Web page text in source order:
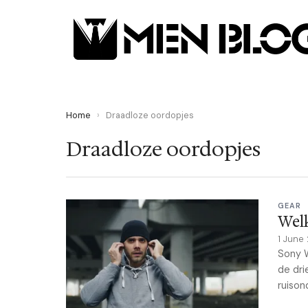
Home › Draadloze oordopjes
Draadloze oordopjes
GEAR
1
Sony
de